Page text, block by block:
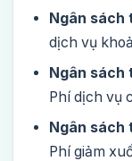
Ngân sách
dịch vụ
Ngân sách
Phí dịch vụ
Ngân sách
Phí giảm